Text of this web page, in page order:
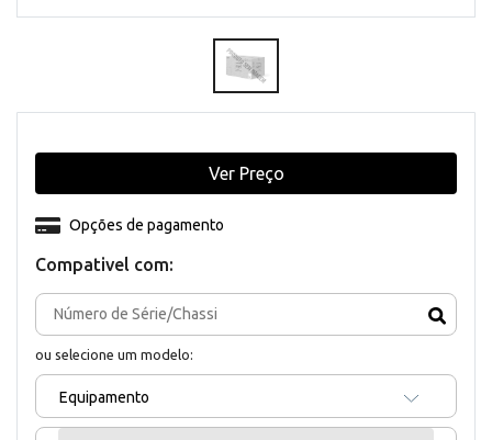
Compativel com:
ou selecione um modelo:
Equipamento
Opções de pagamento
Ver Preço